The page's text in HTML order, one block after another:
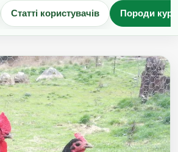
Статті користувачів Породи